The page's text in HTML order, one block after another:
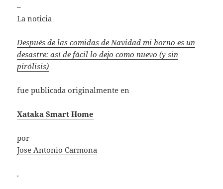
–
La noticia
Después de las comidas de Navidad mi horno es un
desastre: así de fácil lo dejo como nuevo (y sin
pirólisis)
fue publicada originalmente en
Xataka Smart Home
por
Jose Antonio Carmona
.